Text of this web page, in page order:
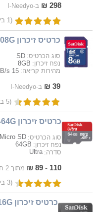
298 ₪
ב-I-Needyo
(1 ביקורות גולשים)
כרטיס זיכרון SanDisk SDSDB-008G
סוג הכרטיס: SD
נפח זיכרון: 8GB
מהירות קריאה: 15 MB/s
39 ₪
ב-I-Needyo
(5 ביקורות גולשים)
כרטיס זיכרון SanDisk SDSDQU-64G
סוג הכרטיס: Micro SD
נפח זיכרון: 64GB
סדרה: Ultra
110 - 89 ₪
מתוך 2 חנויות
(3 ביקורות גולשים)
כרטיס זיכרון SanDisk SDSDQM-016G